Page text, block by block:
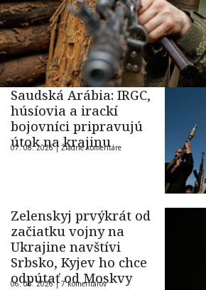
Saudská Arábia: IRGC,
húsíovia a irackí
bojovníci pripravujú
útok na krajinu
07. 08. 2026 |Žiadne komentáre
Zelenskyj prvýkrát od
začiatku vojny na
Ukrajine navštívi
Srbsko, Kyjev ho chce
odpútať od Moskvy
06. 08. 2026 |7 komentárov